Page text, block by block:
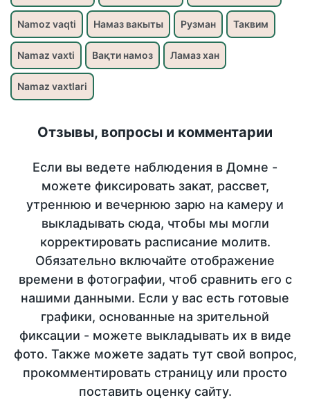
Namoz vaqti Намаз вакыты Рузман Таквим
Namaz vaxti Вақти намоз Ламаз хан
Namaz vaxtlari
Отзывы, вопросы и комментарии
Если вы ведете наблюдения в Домне -
можете фиксировать закат, рассвет,
утреннюю и вечернюю зарю на камеру и
выкладывать сюда, чтобы мы могли
корректировать расписание молитв.
Обязательно включайте отображение
времени в фотографии, чтоб сравнить его с
нашими данными. Если у вас есть готовые
графики, основанные на зрительной
фиксации - можете выкладывать их в виде
фото. Также можете задать тут свой вопрос,
прокомментировать страницу или просто
поставить оценку сайту.